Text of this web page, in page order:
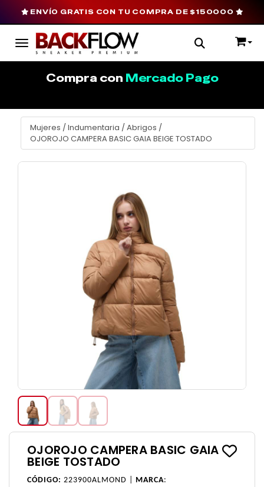
Toggle navigation
ENVÍO GRATIS CON TU COMPRA DE $150000
Compra con Mercado Pago
Mujeres / Indumentaria / Abrigos /
OJOROJO CAMPERA BASIC GAIA BEIGE TOSTADO
OJOROJO CAMPERA BASIC GAIA
BEIGE TOSTADO
CÓDIGO: 223900ALMOND | MARCA: